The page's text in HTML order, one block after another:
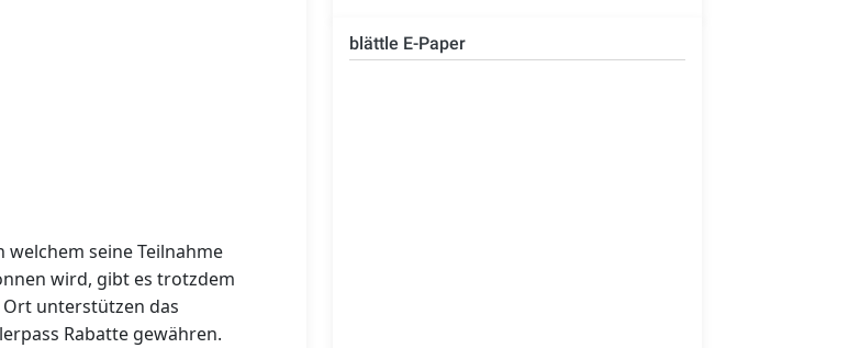
welchem seine Teilnahme
wird, gibt es trotzdem
unterstützen das
Rabatte gewähren.
blättle E-Paper